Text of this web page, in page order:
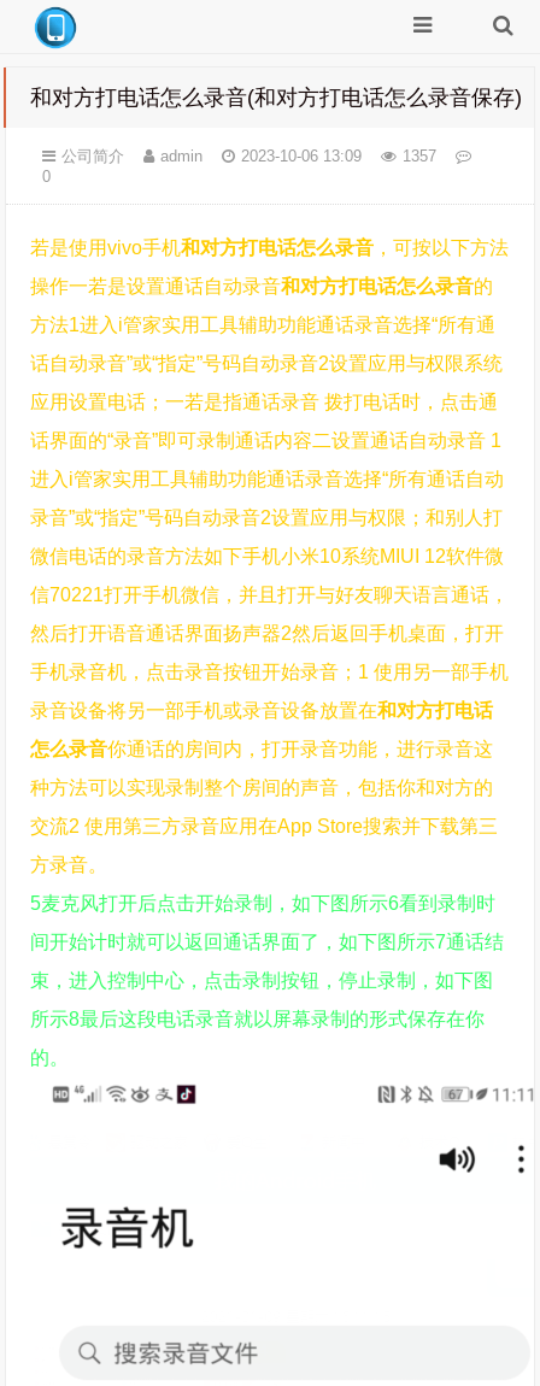
和对方打电话怎么录音(和对方打电话怎么录音保存)
公司简介 admin 2023-10-06 13:09
1357
0
若是使用vivo手机和对方打电话怎么录音 ，可按以下方法
操作一若是设置通话自动录音和对方打电话怎么录音的
方法1进入i管家实用工具辅助功能通话录音选择“所有通
话自动录音”或“指定”号码自动录音2设置应用与权限系统
应用设置电话；一若是指通话录音 拨打电话时，点击通
话界面的“录音”即可录制通话内容二设置通话自动录音 1
进入i管家实用工具辅助功能通话录音选择“所有通话自动
录音”或“指定”号码自动录音2设置应用与权限；和别人打
微信电话的录音方法如下手机小米10系统MIUI 12软件微
信70221打开手机微信，并且打开与好友聊天语言通话，
然后打开语音通话界面扬声器2然后返回手机桌面，打开
手机录音机，点击录音按钮开始录音；1 使用另一部手机
录音设备将另一部手机或录音设备放置在和对方打电话
怎么录音你通话的房间内，打开录音功能，进行录音这
种方法可以实现录制整个房间的声音，包括你和对方的
交流2 使用第三方录音应用在App Store搜索并下载第三
方录音。
5麦克风打开后点击开始录制，如下图所示6看到录制时
间开始计时就可以返回通话界面了，如下图所示7通话结
束，进入控制中心，点击录制按钮，停止录制，如下图
所示8最后这段电话录音就以屏幕录制的形式保存在你
的。